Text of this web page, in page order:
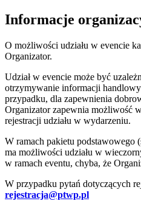
Informacje
O możliwości udziału w evencie
Organizator.
Udział w evencie może być
otrzymywanie informacji
przypadku, dla zapewnienia
Organizator zapewnia możliwość
rejestracji udziału w wydarzeniu.
W ramach pakietu podstawowego
ma możliwości udziału w
w ramach eventu, chyba, że
W przypadku pytań dotyczących
rejestracja@ptwp.pl